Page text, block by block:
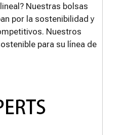
Nuestras bolsas
por la sostenibilidad y
Nuestros
para su línea de